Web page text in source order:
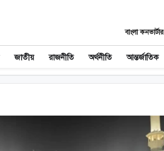
বাংলা কনভার্টার
জাতীয় রাজনীতি অর্থনীতি আন্তর্জাতিক